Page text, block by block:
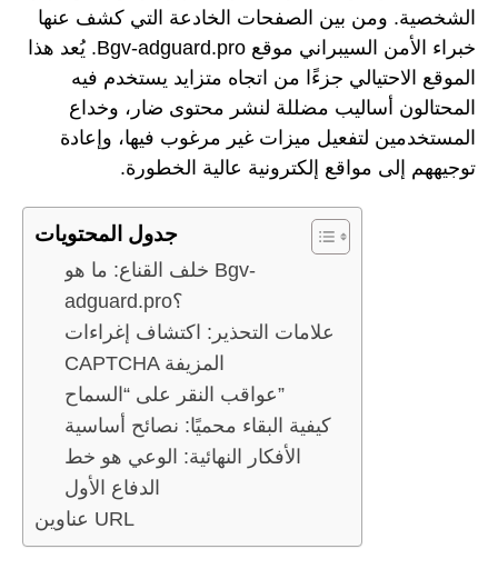
الشخصية. ومن بين الصفحات الخادعة التي كشف عنها
خبراء الأمن السيبراني موقع Bgv-adguard.pro. يُعد هذا
الموقع الاحتيالي جزءًا من اتجاه متزايد يستخدم فيه
المحتالون أساليب مضللة لنشر محتوى ضار، وخداع
المستخدمين لتفعيل ميزات غير مرغوب فيها، وإعادة
توجيههم إلى مواقع إلكترونية عالية الخطورة.
جدول المحتويات
خلف القناع: ما هو Bgv-
adguard.pro؟
علامات التحذير: اكتشاف إغراءات
CAPTCHA المزيفة
عواقب النقر على “السماح”
كيفية البقاء محميًا: نصائح أساسية
الأفكار النهائية: الوعي هو خط
الدفاع الأول
عناوين URL